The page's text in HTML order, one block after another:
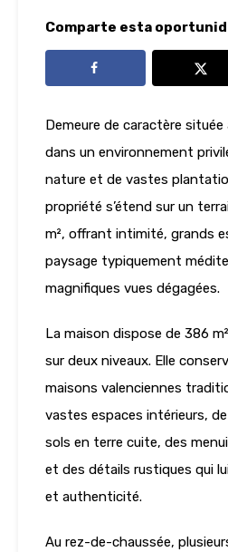
Comparte esta
Demeure de caractère
dans un environnement
nature et de vastes
propriété s’étend sur un
m², offrant intimité, grands
paysage typiquement
magnifiques vues dégagées.
La maison dispose de 386
sur deux niveaux. Elle
maisons valenciennes
vastes espaces intérieurs,
sols en terre cuite, des
et des détails rustiques qui
et authenticité.
Au rez-de-chaussée,